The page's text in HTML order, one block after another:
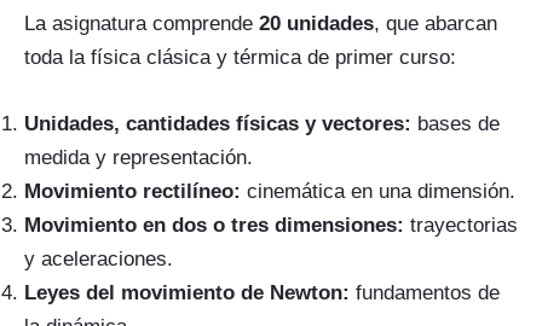
La asignatura comprende 20 unidades, que abarcan
toda la física clásica y térmica de primer curso:
Unidades, cantidades físicas y vectores: bases de
medida y representación.
Movimiento rectilíneo: cinemática en una dimensión.
Movimiento en dos o tres dimensiones: trayectorias
y aceleraciones.
Leyes del movimiento de Newton: fundamentos de